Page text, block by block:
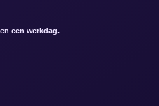
een werkdag.